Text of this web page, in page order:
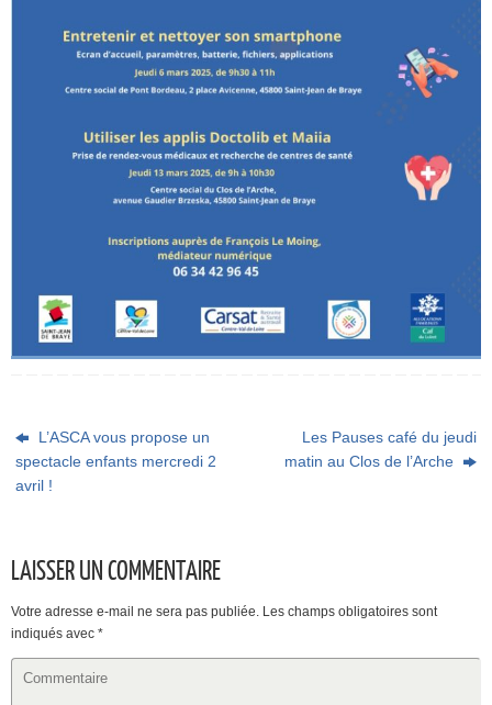
L’ASCA vous propose un
spectacle enfants mercredi 2
avril !
Les Pauses café du jeudi
matin au Clos de l’Arche
LAISSER UN COMMENTAIRE
Votre adresse e-mail ne sera pas publiée. Les champs obligatoires sont
indiqués avec *